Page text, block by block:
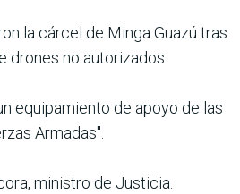
la cárcel de Minga Guazú tras
drones no autorizados
equipamiento de apoyo de las
Armadas".
ministro de Justicia.